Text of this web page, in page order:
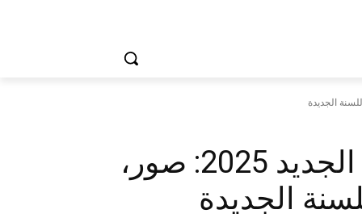
أجمل رسائل تهنئة بالعام الجديد 2025: صور،
الجديدة